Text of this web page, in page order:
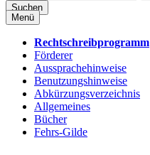
Suchen
Menü
Rechtschreibprogramm
Förderer
Aussprachehinweise
Benutzungshinweise
Abkürzungsverzeichnis
Allgemeines
Bücher
Fehrs-Gilde